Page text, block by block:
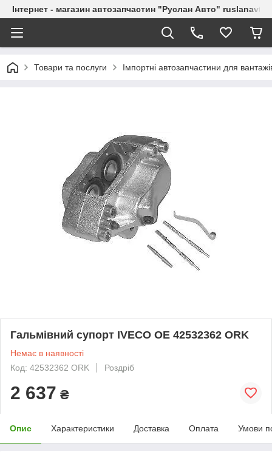
Інтернет - магазин автозапчастин "Руслан Авто"
Товари та послуги Імпортні автозапчастини для
Гальмівний супорт IVECO OE 42532362 ORK
Немає в наявності
Код: 42532362 ORK
Роздріб
2 637 ₴
Опис Характеристики Доставка Оплата Умови